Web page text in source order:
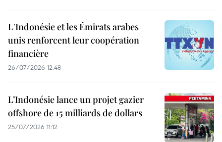
L'Indonésie et les Émirats arabes
unis renforcent leur coopération
financière
26/07/2026 12:48
L’Indonésie lance un projet gazier
offshore de 15 milliards de dollars
25/07/2026 11:12